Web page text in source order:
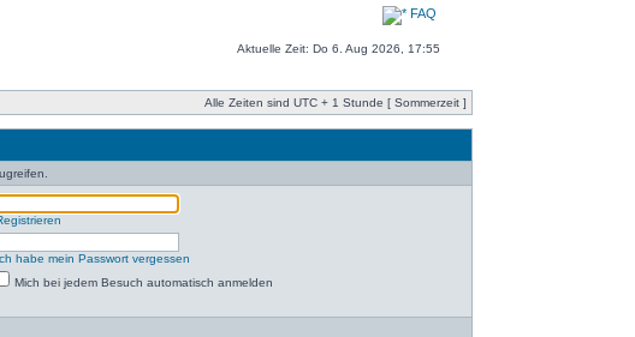
FAQ
Aktuelle Zeit: Do 6. Aug 2026, 17:55
Alle Zeiten sind UTC + 1 Stunde [ Sommerzeit ]
habe mein Passwort vergessen
Mich bei jedem Besuch automatisch anmelden